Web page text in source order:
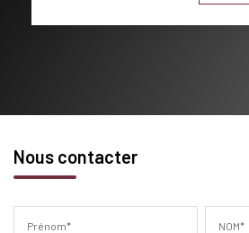
Nous contacter
Prénom* NOM*